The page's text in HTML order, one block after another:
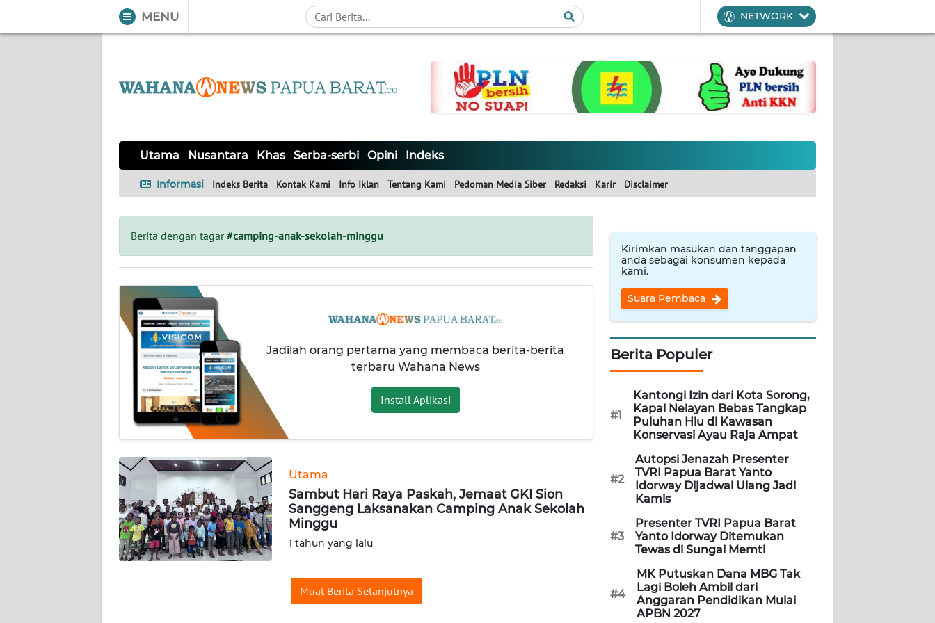
MENU NETWORK
Utama Nusantara Khas Serba-serbi Opini Indeks
Informasi Indeks Berita Kontak Kami Info Iklan Tentang Kami Pedoman Media Siber Redaksi Karir Disclaimer
Berita dengan tagar#camping-anak-sekolah-minggu
Jadilah orang pertama yang membaca berita-berita
terbaru Wahana News
Install Aplikasi
Utama
Sambut Hari Raya Paskah, Jemaat GKI Sion
Sanggeng Laksanakan Camping Anak Sekolah
Minggu
1 tahun yang lalu
Muat Berita Selanjutnya
Kirimkan masukan dan tanggapan
anda sebagai konsumen kepada
kami.
Suara Pembaca
Berita Populer
#1
Kantongi Izin dari Kota Sorong,
Kapal Nelayan Bebas Tangkap
Puluhan Hiu di Kawasan
Konservasi Ayau Raja Ampat
#2
Autopsi Jenazah Presenter
TVRI Papua Barat Yanto
Idorway Dijadwal Ulang Jadi
Kamis
#3
Presenter TVRI Papua Barat
Yanto Idorway Ditemukan
Tewas di Sungai Memti
#4
MK Putuskan Dana MBG Tak
Lagi Boleh Ambil dari
Anggaran Pendidikan Mulai
APBN 2027